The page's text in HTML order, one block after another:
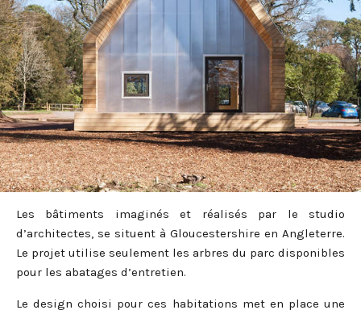
Les bâtiments imaginés et réalisés par le studio
d’architectes, se situent à Gloucestershire en Angleterre.
Le projet utilise seulement les arbres du parc disponibles
pour les abatages d’entretien.
Le design choisi pour ces habitations met en place une